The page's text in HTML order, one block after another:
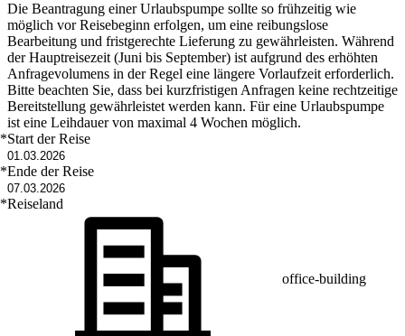
Die Beantragung einer Urlaubspumpe sollte so frühzeitig wie
möglich vor Reisebeginn erfolgen, um eine reibungslose
Bearbeitung und fristgerechte Lieferung zu gewährleisten. Während
der Hauptreisezeit (Juni bis September) ist aufgrund des erhöhten
Anfragevolumens in der Regel eine längere Vorlaufzeit erforderlich.
Bitte beachten Sie, dass bei kurzfristigen Anfragen keine rechtzeitige
Bereitstellung gewährleistet werden kann. Für eine Urlaubspumpe
ist eine Leihdauer von maximal 4 Wochen möglich.
*Start der Reise
*Ende der Reise
*Reiseland
office-building